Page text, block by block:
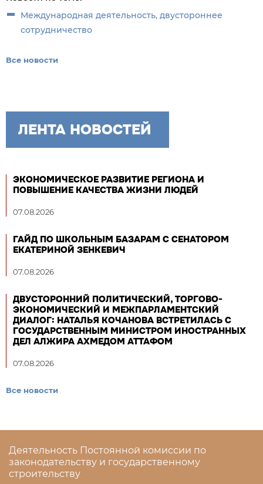
Международная деятельность, двустороннее
сотрудничество
Все новости
ЛЕНТА НОВОСТЕЙ
ЭКОНОМИЧЕСКОЕ РАЗВИТИЕ РЕГИОНА И
ПОВЫШЕНИЕ КАЧЕСТВА ЖИЗНИ ЛЮДЕЙ
07.08.2026
ГАЙД ПО ШКОЛЬНЫМ БАЗАРАМ С СЕНАТОРОМ
ЕКАТЕРИНОЙ ЗЕНКЕВИЧ
07.08.2026
ДВУСТОРОННИЙ ПОЛИТИЧЕСКИЙ, ТОРГОВО-
ЭКОНОМИЧЕСКИЙ И МЕЖПАРЛАМЕНТСКИЙ
ДИАЛОГ: НАТАЛЬЯ КОЧАНОВА ВСТРЕТИЛАСЬ С
ГОСУДАРСТВЕННЫМ МИНИСТРОМ ИНОСТРАННЫХ
ДЕЛ АЛЖИРА АХМЕДОМ АТТАФОМ
07.08.2026
Все новости
Деятельность Постоянной комиссии по
законодательству и государственному
строительству